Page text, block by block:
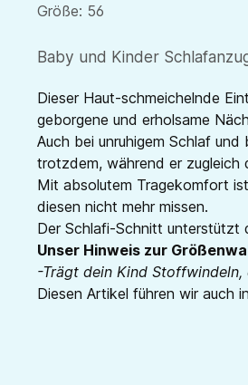
Größe: 56
Baby und Kinder
Dieser Haut-schmeichelnde
geborgene und erholsame
Auch bei unruhigem Schlaf
trotzdem, während er zugleich
Mit absolutem Tragekomfort
diesen nicht mehr missen.
Der Schlafi-Schnitt unterstützt
Unser Hinweis zur
-Trägt dein Kind Stoffwindeln,
Diesen Artikel führen wir auch